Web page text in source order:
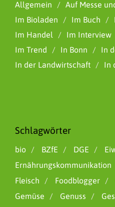
Allgemein
Auf Messe
Im Bioladen
Im Buch
Im Handel
Im Interview
Im Trend
In Bonn
In
In der Landwirtschaft
In
Schlagwörter
bio BZfE DGE
Ernährungskommunikation
Fleisch
Foodblogger
Gemüse
Genuss